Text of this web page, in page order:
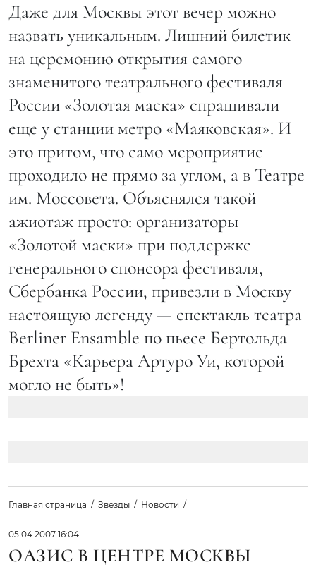
Даже для Москвы этот вечер можно
назвать уникальным. Лишний билетик
на церемонию открытия самого
знаменитого театрального фестиваля
России «Золотая маска» спрашивали
еще у станции метро «Маяковская». И
это притом, что само мероприятие
проходило не прямо за углом, а в Театре
им. Моссовета. Объяснялся такой
ажиотаж просто: организаторы
«Золотой маски» при поддержке
генерального спонсора фестиваля,
Сбербанка России, привезли в Москву
настоящую легенду — спектакль театра
Berliner Ensаmble по пьесе Бертольда
Брехта «Карьера Артуро Уи, которой
могло не быть»!
Главная страница Звезды Новости
05.04.2007 16:04
ОАЗИС В ЦЕНТРЕ МОСКВЫ